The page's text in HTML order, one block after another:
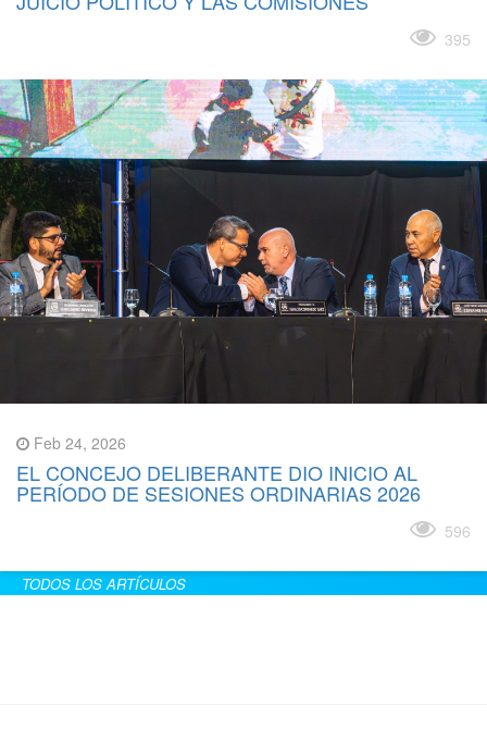
395
Feb 24, 2026
EL CONCEJO DELIBERANTE DIO INICIO AL
PERÍODO DE SESIONES ORDINARIAS 2026
596
TODOS LOS ARTÍCULOS